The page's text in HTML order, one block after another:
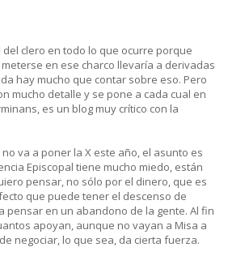
clero en todo lo que ocurre porque
en ese charco llevaría a derivadas
hay mucho que contar sobre eso. Pero
mucho detalle y se pone a cada cual en
es un blog muy crítico con la
va a poner la X este año, el asunto es
Episcopal tiene mucho miedo, están
pensar, no sólo por el dinero, que es
que puede tener el descenso de
pensar en un abandono de la gente. Al fin
apoyan, aunque no vayan a Misa a
negociar, lo que sea, da cierta fuerza.